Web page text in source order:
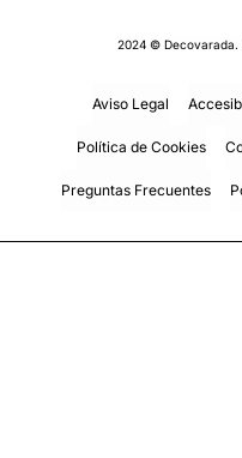
Aviso Legal
Política de Cookies
Preguntas Frecuentes
2024 © Decovarada.